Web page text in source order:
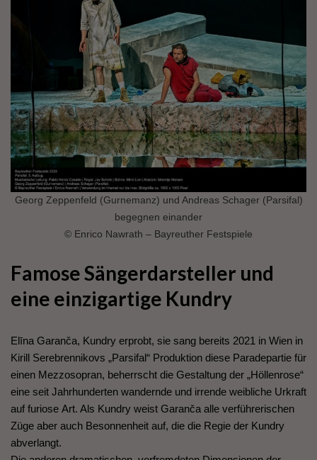
Georg Zeppenfeld (Gurnemanz) und Andreas Schager (Parsifal)
begegnen einander
© Enrico Nawrath – Bayreuther Festspiele
Famose Sängerdarsteller und
eine einzigartige Kundry
Elīna Garanča, Kundry erprobt, sie sang bereits 2021 in Wien in
Kirill Serebrennikovs „Parsifal“ Produktion diese Paradepartie für
einen Mezzosopran, beherrscht die Gestaltung der „Höllenrose“
eine seit Jahrhunderten wandernde und irrende weibliche Urkraft
auf furiose Art. Als Kundry weist Garanča alle verführerischen
Züge aber auch Besonnenheit auf, die die Regie der Kundry
abverlangt.